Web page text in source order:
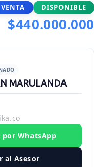
VENTA DISPONIBLE
$440.000.000
MARULANDA
por WhatsApp
al Asesor